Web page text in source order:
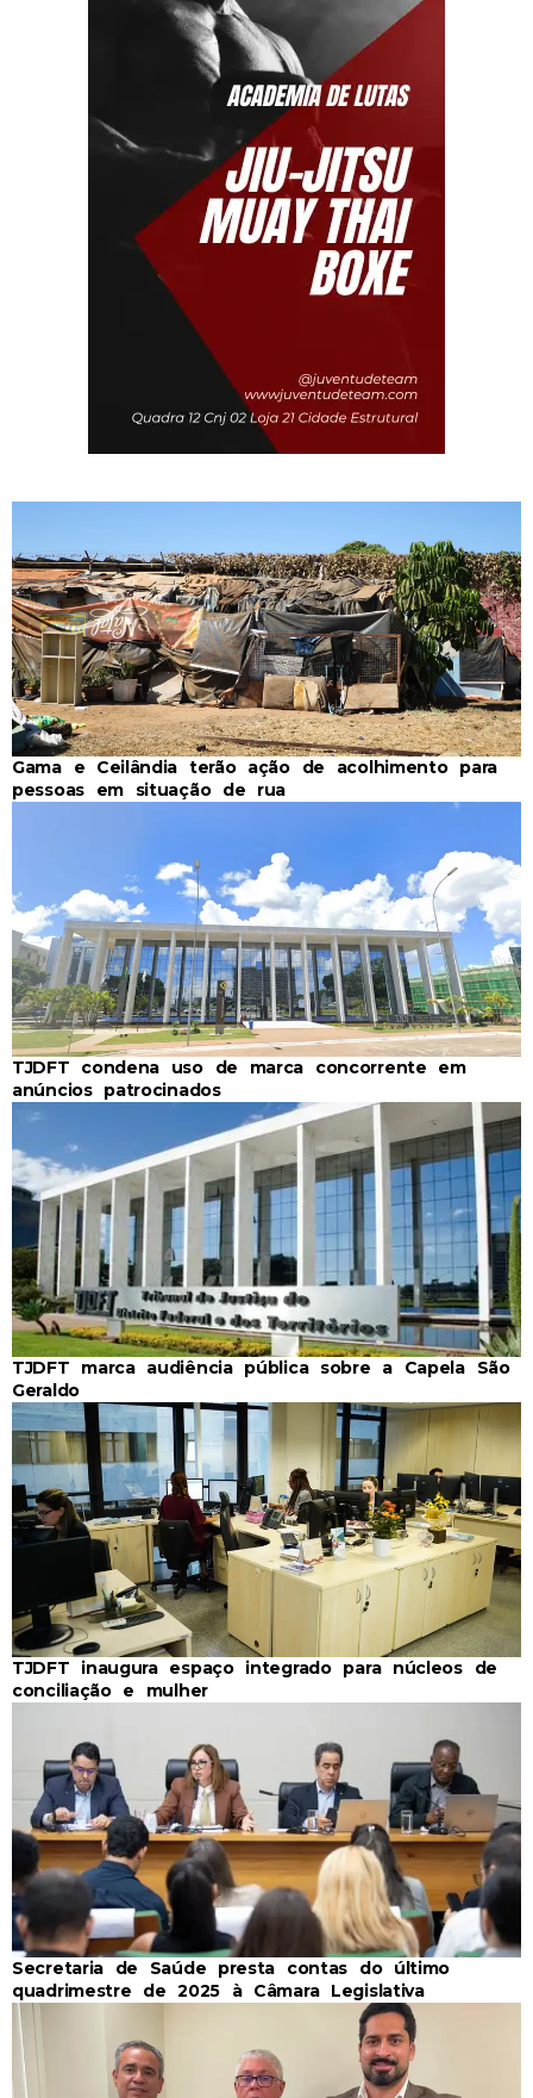
Gama e Ceilândia terão ação de acolhimento para
pessoas em situação de rua
TJDFT condena uso de marca concorrente em
anúncios patrocinados
TJDFT marca audiência pública sobre a Capela São
Geraldo
TJDFT inaugura espaço integrado para núcleos de
conciliação e mulher
Secretaria de Saúde presta contas do último
quadrimestre de 2025 à Câmara Legislativa